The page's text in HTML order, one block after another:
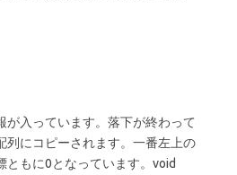
が入っています。落下が終わって
列にコピーされます。一番左上の
ともに0となっています。void